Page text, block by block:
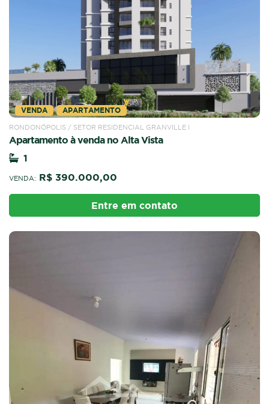
VENDA APARTAMENTO
RONDONÓPOLIS / SETOR RESIDENCIAL GRANVILLE I
Apartamento à venda no Alta Vista
1
VENDA: R$ 390.000,00
Entre em contato